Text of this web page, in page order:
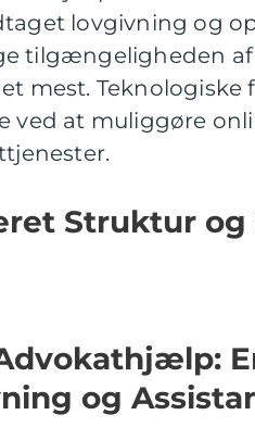
lovgivning og
tilgængeligheden
mest.
ved at muliggøre
Struktur
og